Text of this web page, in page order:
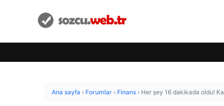
Ana sayfa › Forumlar › Finans › Her şey 16 dakikada oldu!